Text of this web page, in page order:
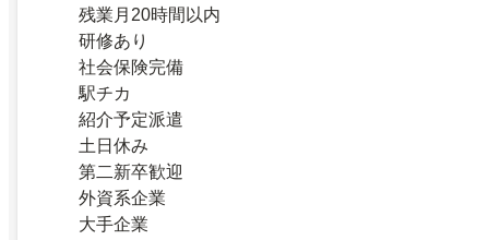
残業月20時間以内
研修あり
社会保険完備
駅チカ
紹介予定派遣
土日休み
第二新卒歓迎
外資系企業
大手企業